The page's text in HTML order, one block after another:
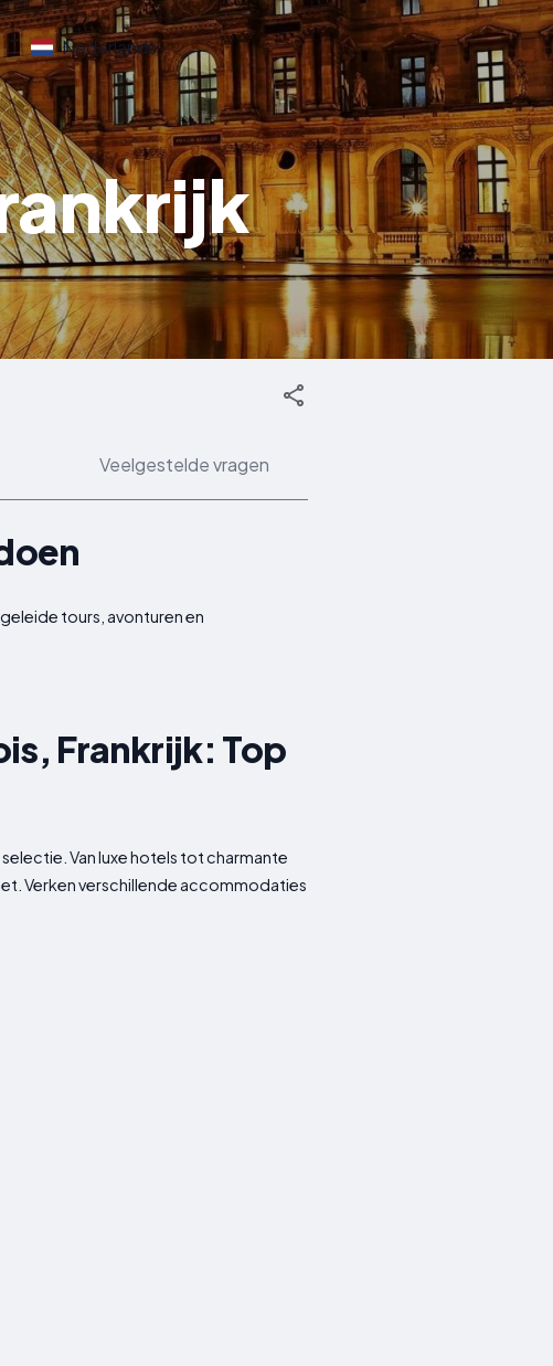
Nederlands
Veelgestelde vragen
tours, avonturen en
Frankrijk: Top
Van luxe hotels tot charmante
Verken verschillende accommodaties